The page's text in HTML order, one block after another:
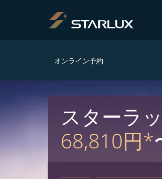
オンライン予約
スターラ
68,810円*